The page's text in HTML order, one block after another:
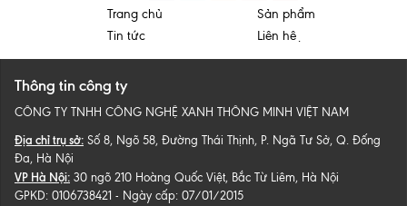
Trang chủ
Sản phẩm
Tin tức
Liên hệ
Thông tin công ty
CÔNG TY TNHH CÔNG NGHỆ XANH THÔNG MINH VIỆT NAM
Địa chỉ trụ sở: Số 8, Ngõ 58, Đường Thái Thịnh, P. Ngã Tư Sở, Q. Đống
Đa, Hà Nội
VP Hà Nội: 30 ngõ 210 Hoàng Quốc Việt, Bắc Từ Liêm, Hà Nội
GPKD: 0106738421 - Ngày cấp: 07/01/2015